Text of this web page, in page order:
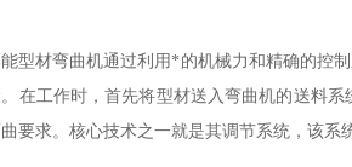
材弯曲机通过利用*的机械力和精确的控制
在工作时，首先将型材送入弯曲机的送料
要求。核心技术之一就是其调节系统，该系